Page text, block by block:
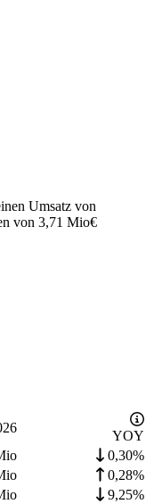
Umsatz von
von 3,71 Mio€
YOY
0,30%
0,28%
9,25%